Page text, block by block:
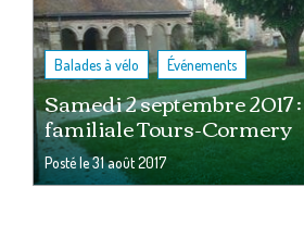
Balades à vélo , Événements
Samedi 2 septembre
familiale Tours-Cormery
Posté le31 août 2017